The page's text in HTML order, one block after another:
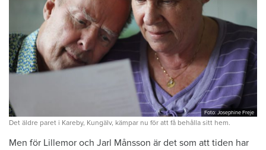
Foto: Josephine Freje
Det äldre paret i Kareby, Kungälv, kämpar nu för att få behålla sitt hem.
Men för Lillemor och Jarl Månsson är det som att tiden har